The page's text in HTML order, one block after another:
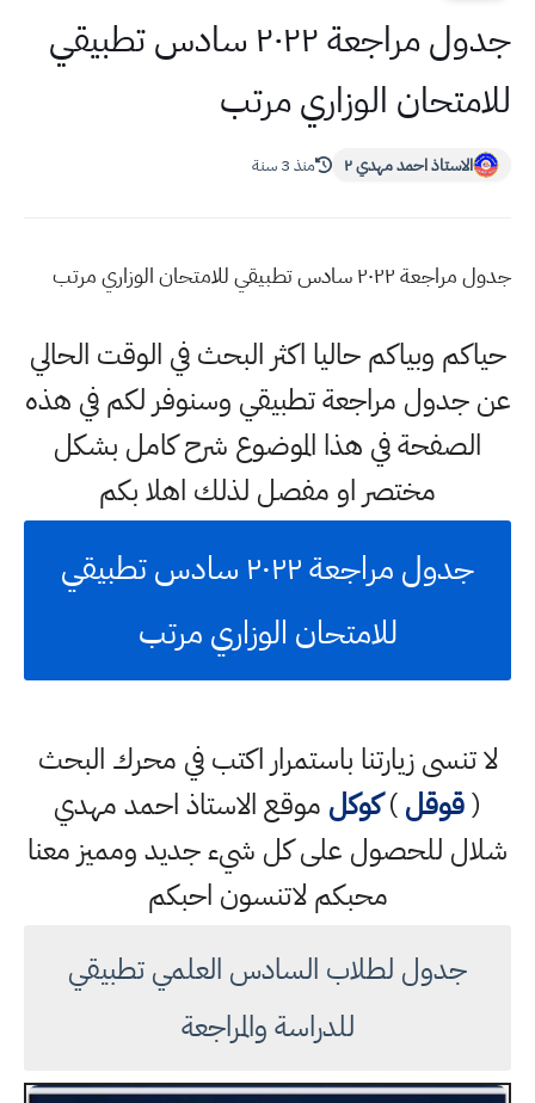
جدول مراجعة ٢٠٢٢ سادس تطبيقي
للامتحان الوزاري مرتب
الاستاذ احمد مهدي ٢ منذ 3 سنة
جدول مراجعة ٢٠٢٢ سادس تطبيقي للامتحان الوزاري مرتب
حياكم وبياكم حاليا اكثر البحث في الوقت الحالي
عن جدول مراجعة تطبيقي وسنوفر لكم في هذه
الصفحة في هذا الموضوع شرح كامل بشكل
مختصر او مفصل لذلك اهلا بكم
جدول مراجعة ٢٠٢٢ سادس تطبيقي
للامتحان الوزاري مرتب
لا تنسى زيارتنا باستمرار اكتب في محرك البحث
(قوقل)كوكل موقع الاستاذ احمد مهدي
شلال للحصول على كل شيء جديد ومميز معنا
محبكم لاتنسون احبكم
جدول لطلاب السادس العلمي تطبيقي
للدراسة والمراجعة